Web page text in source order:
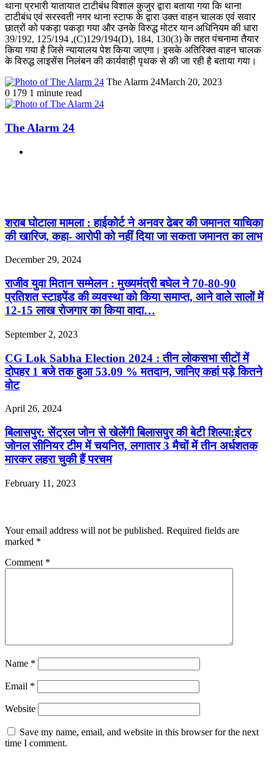
थाना प्रभारी यातायात टाटीबंध विशाल कुजुर द्वारा बताया गया कि थाना
टाटीबंध एवं सरस्वती नगर थाना स्टाफ के द्वारा उक्त वाहन चालक एवं सवार
छात्रों को पकड़ा पकड़ा गया और उनके विरुद्ध मोटर यान अधिनियम की धारा
39/192, 125/194 ,(C)129/194(D), 184, 130(3) के तहत पंचनामा तैयार
किया गया है जिसे न्यायालय पेश किया जाएगा। इसके अतिरिक्त वाहन चालक
के विरुद्ध लाइसेंस निलंबन की कार्यवाही पृथक से की जा रही है बताया गया।
The Alarm 24March 20, 2023
0 179 1 minute read
The Alarm 24
शराब घोटाला मामला : हाईकोर्ट ने अनवर ढेबर की जमानत याचिका
की खारिज, कहा- आरोपी को नहीं दिया जा सकता जमानत का लाभ
December 29, 2024
राजीव युवा मितान सम्मेलन : मुख्यमंत्री बघेल ने 70-80-90
प्रतिशत स्टाइपेंड की व्यवस्था को किया समाप्त, आने वाले सालों में
12-15 लाख रोजगार का किया वादा…
September 2, 2023
CG Lok Sabha Election 2024 : तीन लोकसभा सीटों में
दोपहर 1 बजे तक हुआ 53.09 % मतदान, जानिए कहां पड़े कितने
वोट
April 26, 2024
बिलासपुर: सेंट्रल जोन से खेलेंगी बिलासपुर की बेटी शिल्पा:इंटर
जोनल सीनियर टीम में चयनित, लगातार 3 मैचों में तीन अर्धशतक
मारकर लहरा चुकी हैं परचम
February 11, 2023
Your email address will not be published. Required fields are
marked *
Comment *
Name *
Email *
Website
Save my name, email, and website in this browser for the next
time I comment.